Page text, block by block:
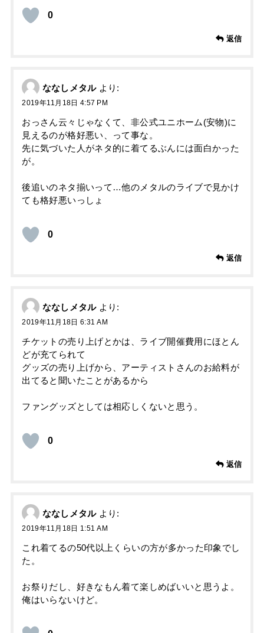
0
返信
ななしメタル より:
2019年11月18日 4:57 PM
おっさん云々じゃなくて、非公式ユニホーム(安物)に
見えるのが格好悪い、って事な。
先に気づいた人がネタ的に着てるぶんには面白かった
が。
後追いのネタ揃いって…他のメタルのライブで見かけ
ても格好悪いっしょ
0
返信
ななしメタル より:
2019年11月18日 6:31 AM
チケットの売り上げとかは、ライブ開催費用にほとん
どが充てられて
グッズの売り上げから、アーティストさんのお給料が
出てると聞いたことがあるから
ファングッズとしては相応しくないと思う。
0
返信
ななしメタル より:
2019年11月18日 1:51 AM
これ着てるの50代以上くらいの方が多かった印象でし
た。
お祭りだし、好きなもん着て楽しめばいいと思うよ。
俺はいらないけど。